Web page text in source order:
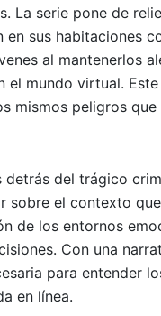
La serie pone de
sus habitaciones
al mantenerlos
mundo virtual.
mismos peligros
del trágico
el contexto
de los entornos
Con una
para entender
en línea.